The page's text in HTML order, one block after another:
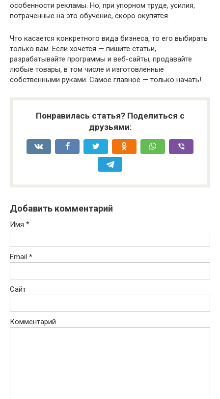
особенности рекламы. Но, при упорном труде, усилия,
потраченные на это обучение, скоро окупятся.
Что касается конкретного вида бизнеса, то его выбирать
только вам. Если хочется — пишите статьи,
разрабатывайте программы и веб-сайты, продавайте
любые товары, в том числе и изготовленные
собственными руками. Самое главное — только начать!
Понравилась статья? Поделиться с
друзьями:
Добавить комментарий
Имя *
Email *
Сайт
Комментарий